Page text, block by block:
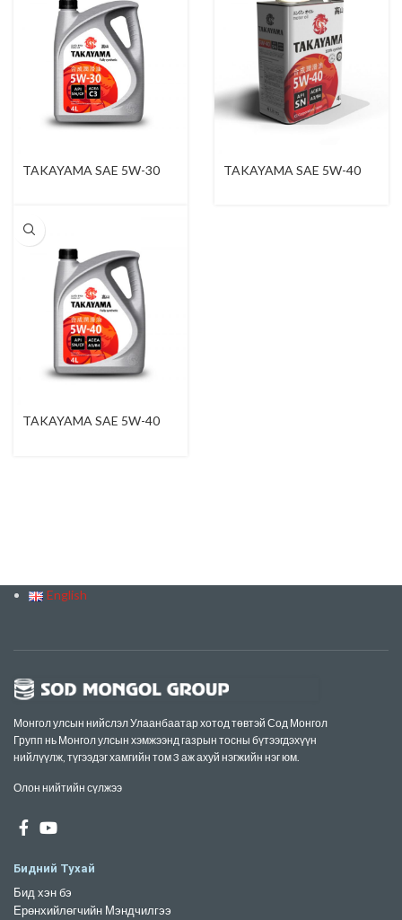
TAKAYAMA SAE 5W-30
TAKAYAMA SAE 5W-40
TAKAYAMA SAE 5W-40
English
Монгол улсын нийслэл Улаанбаатар хотод төвтэй Сод Монгол
Групп нь Монгол улсын хэмжээнд газрын тосны бүтээгдэхүүн
нийлүүлж, түгээдэг хамгийн том 3 аж ахуй нэгжийн нэг юм.
Олон нийтийн сүлжээ
Бидний Тухай
Бид хэн бэ
Ерөнхийлөгчийн Мэндчилгээ